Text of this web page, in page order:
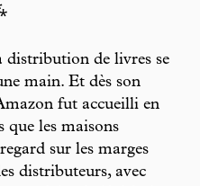
distribution de livres se
main. Et dès son
fut accueilli en
que les maisons
sur les marges
distributeurs, avec